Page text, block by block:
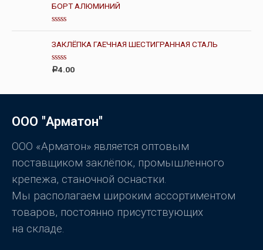
а
0
и
з
БОРТ АЛЮМИНИЙ
О
е
н
к
а
ЗАКЛЁПКА ГАЕЧНАЯ ШЕСТИГРАННАЯ СТАЛЬ
О
и
з
Р4.00
ООО "Арматон"
ООО «Арматон» является оптовым
поставщиком заклёпок, промышленного
крепежа, станочной оснастки.
Мы располагаем широким ассортиментом
товаров, постоянно присутствующих
на складе.